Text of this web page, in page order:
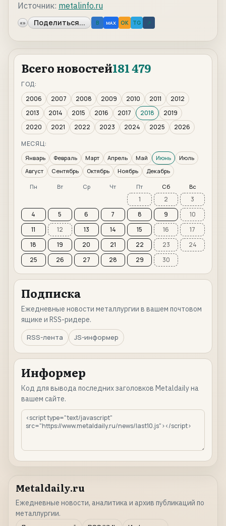
Источник: metalinfo.ru
«» Поделиться... B MAX OK TG ↗
Всего новостей181 479
ГОД:
2006
2007 2008 2009 2010 2011
2012
2013
2014 2015 2016 2017 2018
2019
2020
2021 2022 2023 2024 2025
2026
МЕСЯЦ:
Январь Февраль Март Апрель Май Июнь
Июль
Август
Сентябрь Октябрь Ноябрь Декабрь
Пн Вт Ср Чт Пт Сб Вс
1 2
3
4
5 6 7 8 9
10
11
12 13 14 15 16
17
18
19 20 21 22 23
24
25
26 27 28 29 30
Подписка
Ежедневные новости металлургии в вашем почтовом
ящике и RSS-ридере.
RSS-лента
JS-информер
Информер
Код для вывода последних заголовков Metaldaily на
вашем сайте.
Metaldaily.ru
Ежедневные новости, аналитика и архив публикаций по
металлургии.